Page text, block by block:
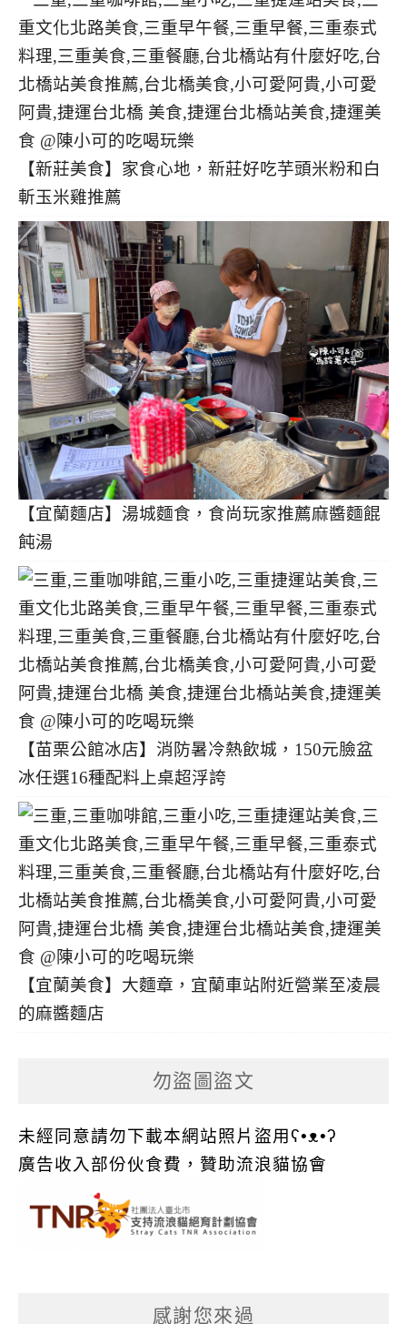
【新莊美食】家食心地，新莊好吃芋頭米粉和白
斬玉米雞推薦
【宜蘭麵店】湯城麵食，食尚玩家推薦麻醬麵餛
飩湯
【苗栗公館冰店】消防暑冷熱飲城，150元臉盆
冰任選16種配料上桌超浮誇
【宜蘭美食】大麵章，宜蘭車站附近營業至凌晨
的麻醬麵店
勿盜圖盜文
未經同意請勿下載本網站照片盜用ʕ•ᴥ•ʔ
廣告收入部份伙食費，贊助流浪貓協會
感謝您來過